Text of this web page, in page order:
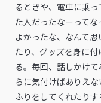
るときや、電車に乗
た人だったなーって
よかったな、なんて
たり、グッズを身に
る。毎回、話しかけ
らに気付けばありえ
ふりをしてくれたり